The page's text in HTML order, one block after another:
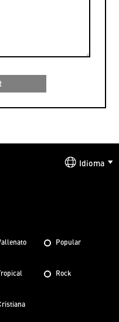
Popular
Rock
Idioma